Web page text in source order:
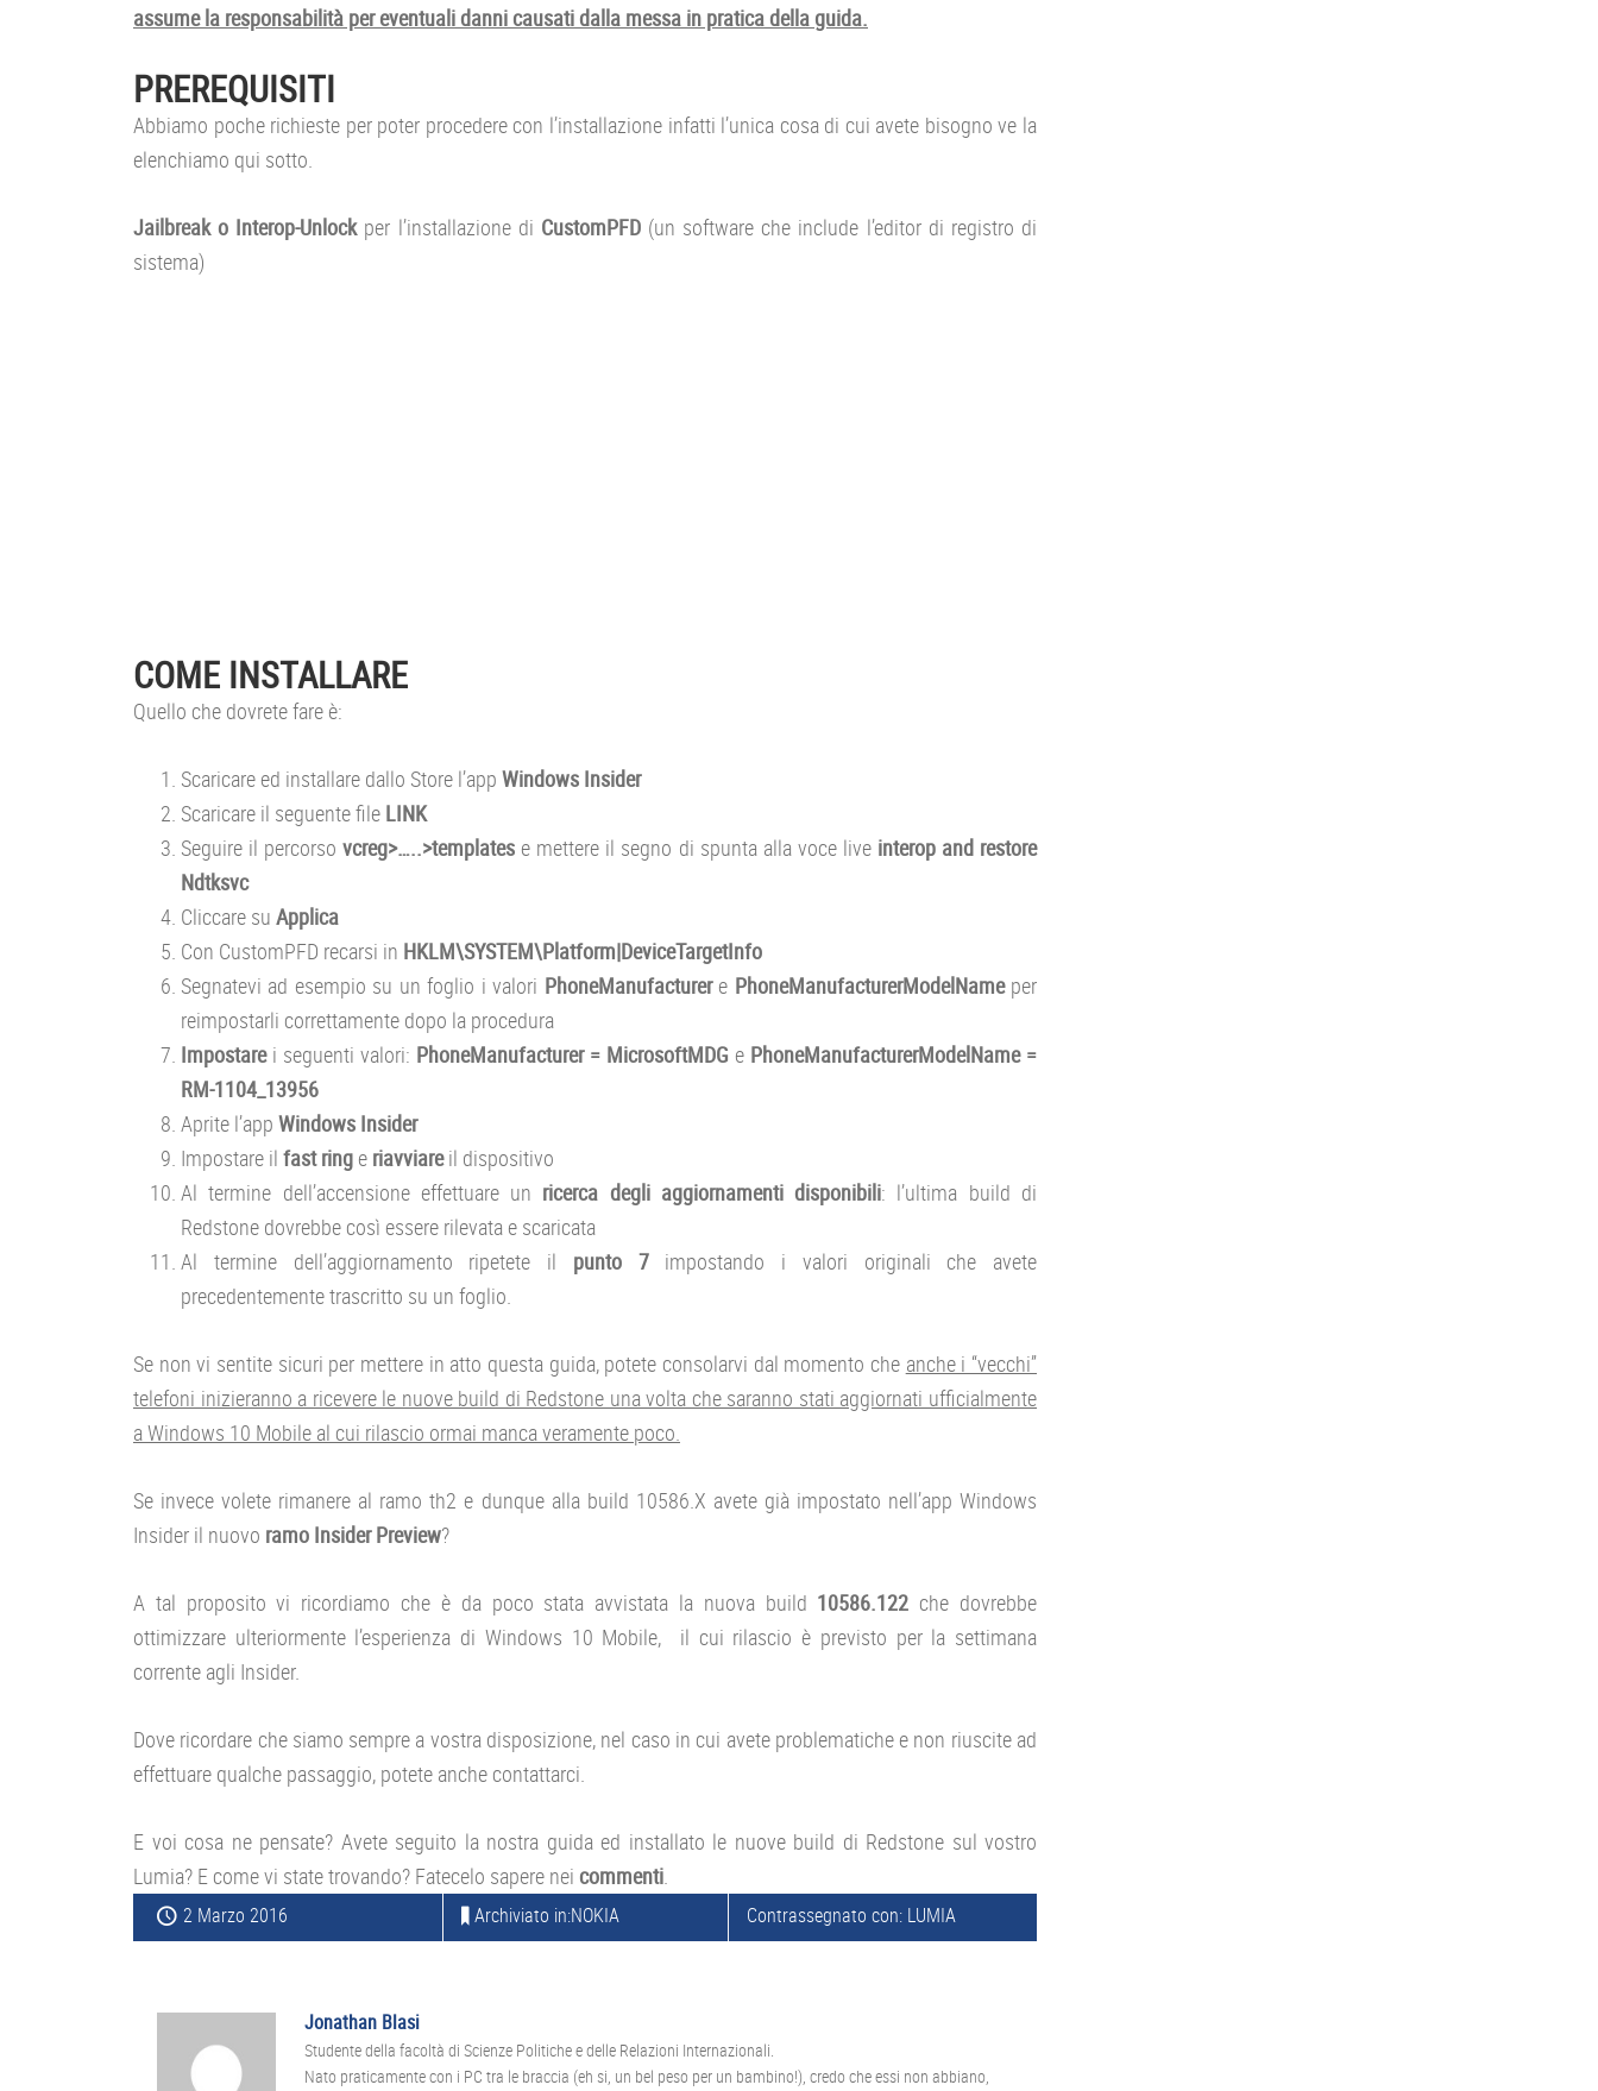
assume la responsabilità per eventuali danni causati dalla messa in pratica della guida.
PREREQUISITI
Abbiamo poche richieste per poter procedere con l’installazione infatti l’unica cosa di cui avete bisogno ve la
elenchiamo qui sotto.
Jailbreak o Interop-Unlockper l’installazione di CustomPFD(un software che include l’editor di registro di
sistema)
COME INSTALLARE
Quello che dovrete fare è:
Scaricare ed installare dallo Store l’app Windows Insider
Scaricare il seguente file LINK
Seguire il percorsovcreg>…..>templates e mettere il segno di spunta alla voce live interop and restore
Ndtksvc
Cliccare su Applica
Con CustomPFD recarsi in HKLM\SYSTEM\Platform|DeviceTargetInfo
Segnatevi ad esempio su un foglio i valori PhoneManufacturere PhoneManufacturerModelNameper
reimpostarli correttamente dopo la procedura
Impostarei seguenti valori: PhoneManufacturer = MicrosoftMDG e PhoneManufacturerModelName =
RM-1104_13956
Aprite l’app Windows Insider
Impostare il fast ring e riavviareil dispositivo
Al termine dell’accensione effettuare un ricerca degli aggiornamenti disponibili: l’ultima build di
Redstone dovrebbe così essere rilevata e scaricata
Al termine dell’aggiornamento ripetete il punto 7impostando i valori originali che avete
precedentemente trascritto su un foglio.
Se non vi sentite sicuri per mettere in atto questa guida, potete consolarvi dal momento che anche i “vecchi”
telefoni inizieranno a ricevere le nuove build di Redstone una volta che saranno stati aggiornati ufficialmente
a Windows 10 Mobile al cui rilascio ormai manca veramente poco.
Se invece volete rimanere al ramo th2 e dunque alla build 10586.X avete già impostato nell’app Windows
Insider il nuovo ramo Insider Preview?
A tal proposito vi ricordiamo che è da poco stata avvistata la nuova build 10586.122 che dovrebbe
ottimizzare ulteriormente l’esperienza di Windows 10 Mobile, il cui rilascio è previsto per la settimana
corrente agli Insider.
Dove ricordare che siamo sempre a vostra disposizione, nel caso in cui avete problematiche e non riuscite ad
effettuare qualche passaggio, potete anche contattarci.
E voi cosa ne pensate? Avete seguito la nostra guida ed installato le nuove build di Redstone sul vostro
Lumia? E come vi state trovando? Fatecelo sapere nei commenti.
2 Marzo 2016 Archiviato in:NOKIA Contrassegnato con: LUMIA
Jonathan Blasi
Studente della facoltà di Scienze Politiche e delle Relazioni Internazionali.
Nato praticamente con i PC tra le braccia (eh si, un bel peso per un bambino!), credo che essi non abbiano,